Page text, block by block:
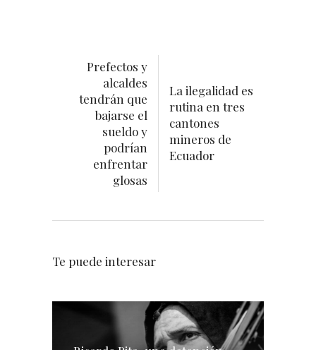
Prefectos y
alcaldes
tendrán que
bajarse el
sueldo y
podrían
enfrentar
glosas
La ilegalidad es
rutina en tres
cantones
mineros de
Ecuador
Te puede interesar